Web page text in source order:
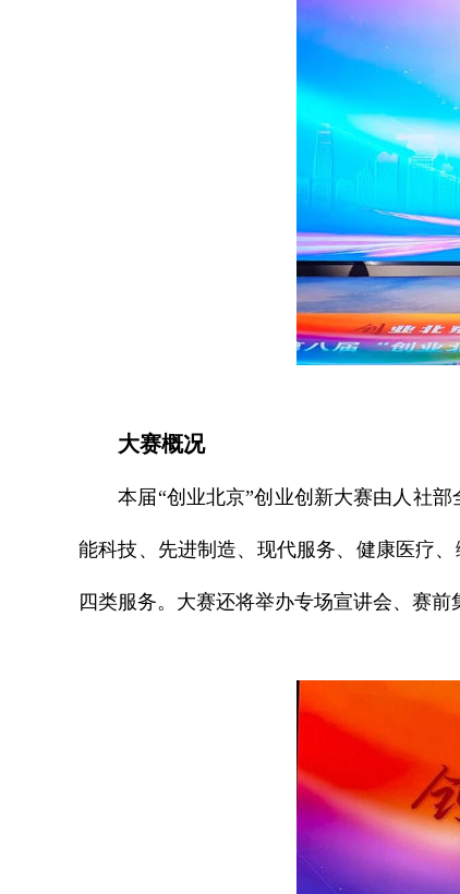
大赛概况
本届“创业北京”创业创新大赛由人社部
能科技、先进制造、现代服务、健康医疗
四类服务。大赛还将举办专场宣讲会、赛